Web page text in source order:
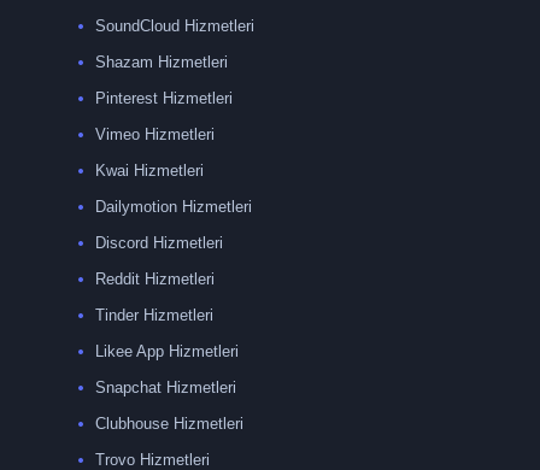
SoundCloud Hizmetleri
Shazam Hizmetleri
Pinterest Hizmetleri
Vimeo Hizmetleri
Kwai Hizmetleri
Dailymotion Hizmetleri
Discord Hizmetleri
Reddit Hizmetleri
Tinder Hizmetleri
Likee App Hizmetleri
Snapchat Hizmetleri
Clubhouse Hizmetleri
Trovo Hizmetleri